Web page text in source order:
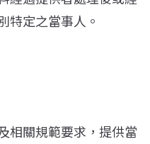
特定之當事人。
相關規範要求，提供當